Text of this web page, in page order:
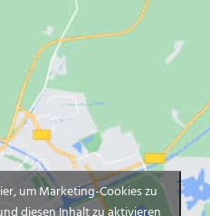
um Marketing-Cookies zu